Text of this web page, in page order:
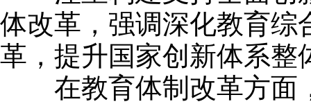
体改革，强调深化教育综
革，提升国家创新体系整
在教育体制改革方面，